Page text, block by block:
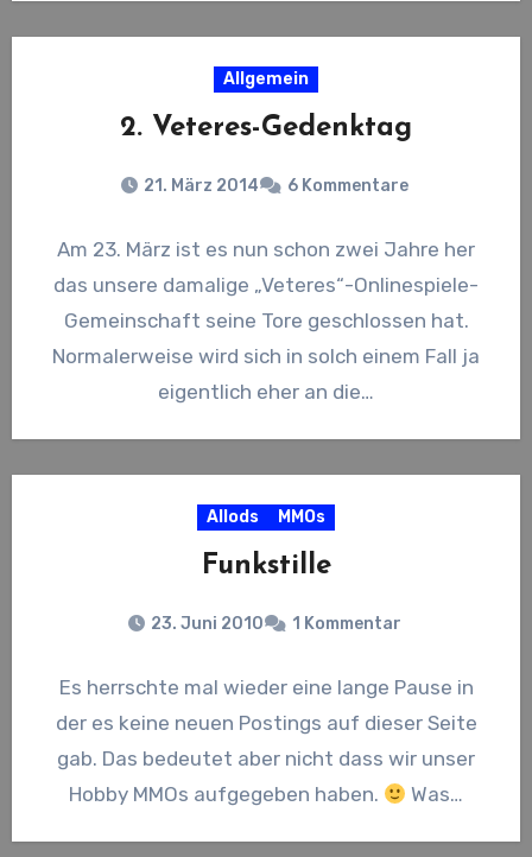
Allgemein
2. Veteres-Gedenktag
21. März 2014 6 Kommentare
Am 23. März ist es nun schon zwei Jahre her
das unsere damalige „Veteres“-Onlinespiele-
Gemeinschaft seine Tore geschlossen hat.
Normalerweise wird sich in solch einem Fall ja
eigentlich eher an die…
Allods MMOs
Funkstille
23. Juni 2010 1 Kommentar
Es herrschte mal wieder eine lange Pause in
der es keine neuen Postings auf dieser Seite
gab. Das bedeutet aber nicht dass wir unser
Hobby MMOs aufgegeben haben.
Was…